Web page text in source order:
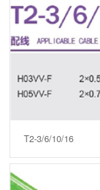
T2-3/6/10/16